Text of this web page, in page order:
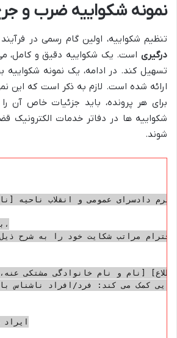
نمونه شکواییه ضرب و
تنظیم شکواییه، اولین گام رسمی در
درگیری است. یک شکواییه دقیق و کامل، می
تسهیل کند. در ادامه، یک نمونه
ارائه شده است. لازم به ذکر است که این
برای هر پرونده، باید جزئیات خاص آن
شکواییه ها در دفاتر خدمات الکترونیک
شوند.
دادسرای عمومی و انقلاب ناحیه
مراتب شکایت خود را به شرح ذیل